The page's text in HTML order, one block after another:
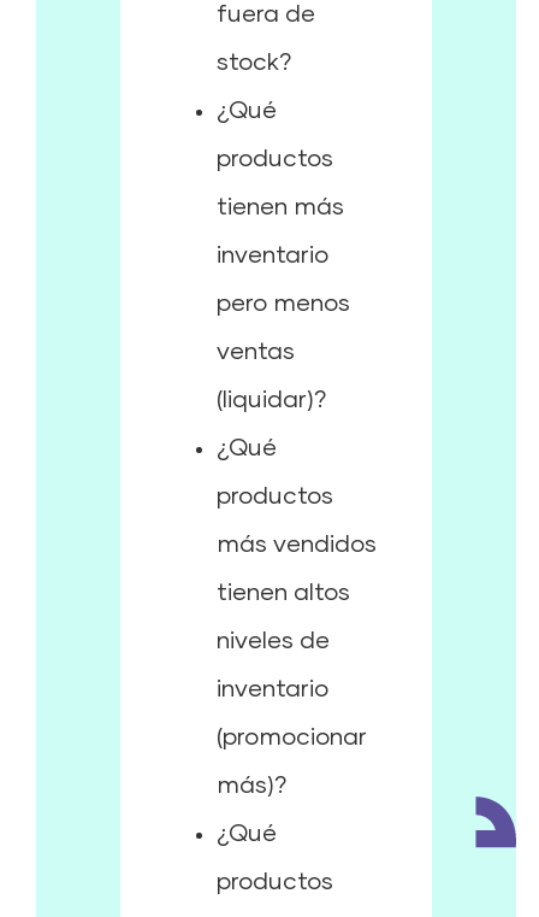
fuera de
stock?
¿Qué
productos
tienen más
inventario
pero menos
ventas
(liquidar)?
¿Qué
productos
más vendidos
tienen altos
niveles de
inventario
(promocionar
más)?
¿Qué
productos